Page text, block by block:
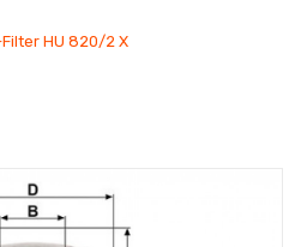
HU 820/2 X